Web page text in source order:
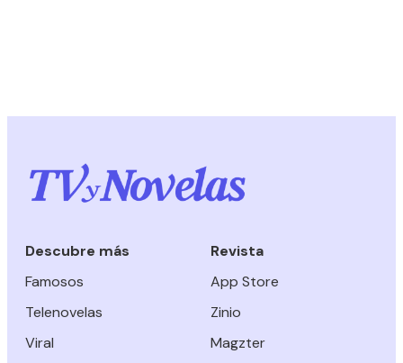
Descubre más
Famosos
Telenovelas
Viral
Revista
App Store
Zinio
Magzter